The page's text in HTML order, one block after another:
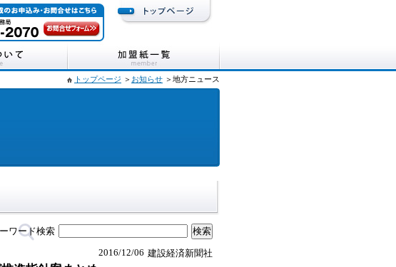
トップページ ＞ お知らせ ＞地方ニュース
ワード検索
建設経済新聞社
2016/12/06